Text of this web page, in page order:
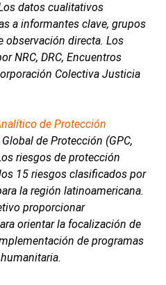
datos cualitativos
a informantes clave, grupos
observación directa. Los
NRC, DRC, Encuentros
Colectiva Justicia
de Protección
de Protección (GPC,
riesgos de protección
15 riesgos clasificados por
la región latinoamericana.
proporcionar
orientar la focalización de
de programas